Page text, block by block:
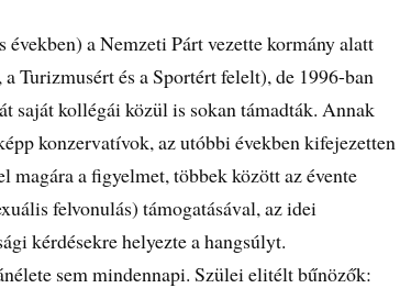
a Nemzeti Párt vezette kormány alatt
Turizmusért és a Sportért felelt), de 1996-ban
saját kollégái közül is sokan támadták. Annak
konzervatívok, az utóbbi években kifejezetten
a figyelmet, többek között az évente
felvonulás) támogatásával, az idei
kérdésekre helyezte a hangsúlyt.
sem mindennapi. Szülei elitélt bűnözők: